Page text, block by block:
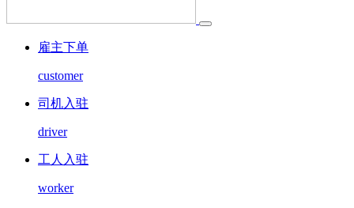
雇主下单
customer
司机入驻
driver
工人入驻
worker